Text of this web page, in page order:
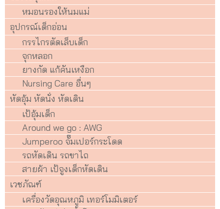
หมอนรองให้นมแม่
อุปกรณ์เด็กอ่อน
กรรไกรตัดเล็บเด็ก
จุกหลอก
ยางกัด แก้คันเหงือก
Nursing Care อื่นๆ
หัดอุ้ม หัดนั่ง หัดเดิน
เป้อุ้มเด็ก
Around we go : AWG
Jumperoo จั๊มเปอร์กระโดด
รถหัดเดิน รถขาไถ
สายผ้า เป้จูงเด็กหัดเดิน
เวชภัณฑ์
เครื่องวัดอุณหภูมิ เทอร์โมมิเตอร์